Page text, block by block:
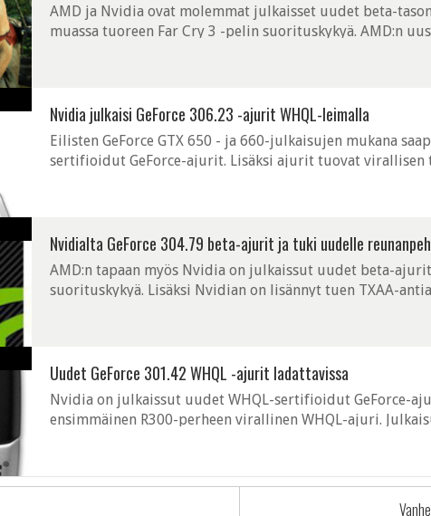
AMD ja Nvidia ovat molemmat julkaisset uudet beta-
muassa tuoreen Far Cry 3 -pelin suorituskykyä. AMD:n
Nvidia julkaisi GeForce 306.23 -ajurit WHQL-leimalla
Eilisten GeForce GTX 650 - ja 660-julkaisujen mukana
sertifioidut GeForce-ajurit. Lisäksi ajurit tuovat virallisen
Nvidialta GeForce 304.79 beta-ajurit ja tuki uudelle
AMD:n tapaan myös Nvidia on julkaissut uudet beta-
suorituskykyä. Lisäksi Nvidian on lisännyt tuen TXAA-
Uudet GeForce 301.42 WHQL -ajurit ladattavissa
Nvidia on julkaissut uudet WHQL-sertifioidut GeForce-
ensimmäinen R300-perheen virallinen WHQL-ajuri.